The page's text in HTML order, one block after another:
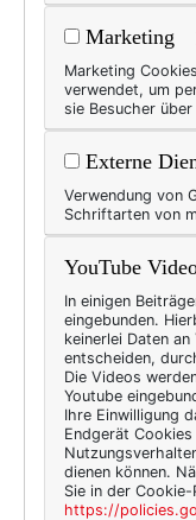
Marketing
Marketing
verwendet, um
sie Besucher
Externe
Verwendung von
Schriftarten von
YouTube
In einigen
eingebunden.
keinerlei Daten
entscheiden,
Die Videos
Youtube
Ihre Einwilligung
Endgerät
dienen können.
Sie in der
https://